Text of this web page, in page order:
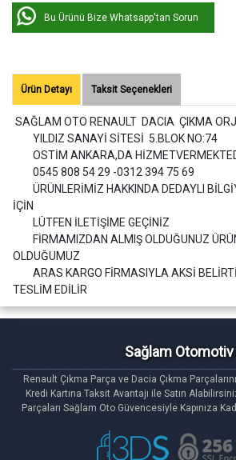
Bu Ürünü Bize Whatsapp'tan Sorun
Ürün Detayı Taksit Seçenekleri
SAĞLAM OTO RENAULT DACIA ÇIKMA
YILDIZ SANAYİ SİTESİ 5.BLOK NO:74
OSTİM ANKARA,DA
0545 808 54 29 -0312 394 75 69
ÜRÜNLERİMİZ HAKKINDA DEDAYLI
İÇİN
LÜTFEN İLETİŞİME GEÇİNİZ
FİRMAMIZDAN ALMIŞ OLDUĞUNUZ
OLDUĞUMUZ
ARAS KARGO FİRMASIYLA AKSİ
TESLİM EDİLİR
Sağlam Otomotiv
Renault Çıkma Parça ve Dacia Çıkma
Kredi Kartına Taksit Avantajı ile Satın
Parçaları Sağlam Oto Güvencesiyle Kapınıza